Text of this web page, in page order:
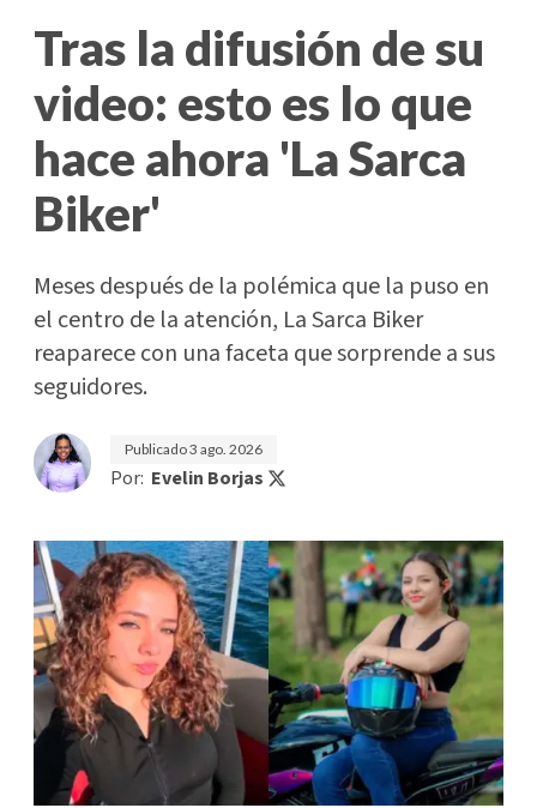
Tras la difusión de su
video: esto es lo que
hace ahora 'La Sarca
Biker'
Meses después de la polémica que la puso en
el centro de la atención, La Sarca Biker
reaparece con una faceta que sorprende a sus
seguidores.
Publicado3 ago. 2026
Por: Evelin Borjas